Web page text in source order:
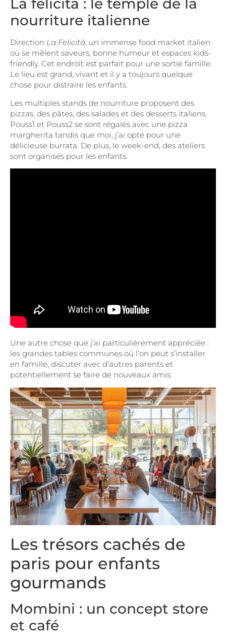
La felicità : le temple de la
nourriture italienne
Direction La Felicità, un immense food market italien
où se mêlent saveurs, bonne humeur et espaces kids-
friendly. Cet endroit est parfait pour une sortie famille.
Le lieu est grand, vivant et il y a toujours quelque
chose pour distraire les enfants.
Les multiples stands de nourriture proposent des
pizzas, des pâtes, des salades et des desserts italiens.
Pouss1 et Pouss2 se sont régalés avec une pizza
margherita tandis que moi, j’ai opté pour une
délicieuse burrata. De plus, le week-end, des ateliers
sont organisés pour les enfants.
Une autre chose que j’ai particulièrement appréciée :
les grandes tables communes où l’on peut s’installer
en famille, discuter avec d’autres parents et
potentiellement se faire de nouveaux amis.
Les trésors cachés de
paris pour enfants
gourmands
Mombini : un concept store
et café